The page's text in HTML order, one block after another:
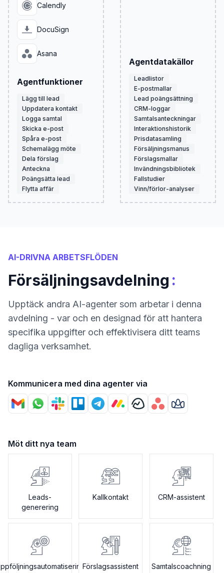
Calendly
DocuSign
Asana
Agentfunktioner
Lägg till lead
Uppdatera kontakt
Logga samtal
Skicka e-post
Spåra e-post
Schemalägg möte
Dela förslag
Anteckna
Poängsätta lead
Flytta affär
Agentdatakällor
Leadlistor
E-postmallar
Lead poängsättning
CRM-loggar
Samtalsanteckningar
Interaktionshistorik
Prisdatasamling
Försäljningsmanus
Förslagsmallar
Invändningsbibliotek
Fallstudier
Vinn/förlor-analyser
AI-DRIVNA ARBETSFLÖDEN
Försäljningsavdelning :
Upptäck andra AI-agenter som arbetar i denna
avdelning - var och en designad för att hantera
specifika uppgifter och effektivisera ditt teams
dagliga verksamhet.
Kommunicera med dina agenter via
Möt ditt nya team
Leads-
generering
Kallkontakt CRM-assistent
Förslagsassistent Samtalscoachning